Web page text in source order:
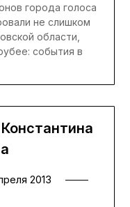
города голоса
не слишком
области,
события в
2013